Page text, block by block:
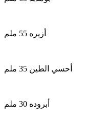
أزيره 55 ملم
أحسي الطين 35 ملم
أبروده 30 ملم